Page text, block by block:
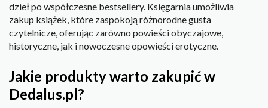
dzieł po współczesne bestsellery. Księgarnia umożliwia
zakup książek, które zaspokoją różnorodne gusta
czytelnicze, oferując zarówno powieści obyczajowe,
historyczne, jak i nowoczesne opowieści erotyczne.
Jakie produkty warto zakupić w
Dedalus.pl?